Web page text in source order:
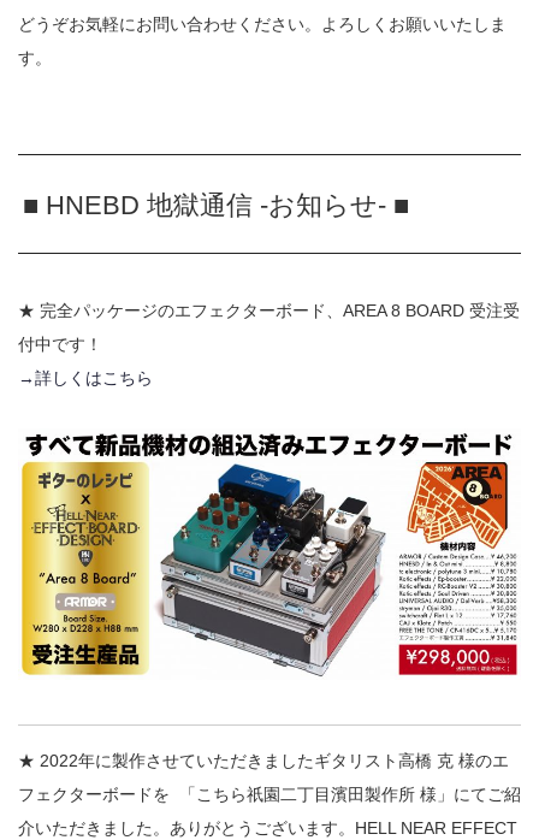
どうぞお気軽にお問い合わせください。
よろしくお願いいたしま
す。
■ HNEBD 地獄通信 -お知らせ- ■
★ 完全パッケージのエフェクターボード、AREA 8 BOARD 受注受
付中です！
→詳しくはこちら
★ 2022年に製作させていただきましたギタリスト高橋 克 様のエ
フェクターボードを
「こちら祇園二丁目濱田製作所 様」にてご紹
介いただきました。ありがとうございます。HELL NEAR EFFECT